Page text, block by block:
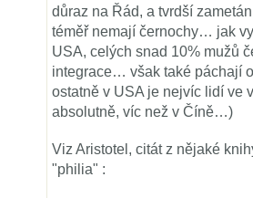
důraz na Řád, a tvrdší
téměř nemají černochy… jak
USA, celých snad 10% mužů
integrace… však také páchají
ostatně v USA je nejvíc lidí ve
absolutně, víc než v Číně…)
Viz Aristotel, citát z nějaké
"philia" :